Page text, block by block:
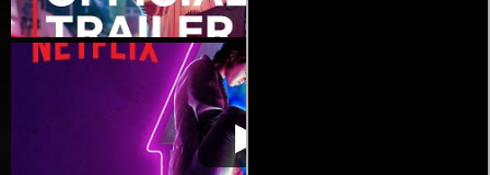
Video de la película Kate